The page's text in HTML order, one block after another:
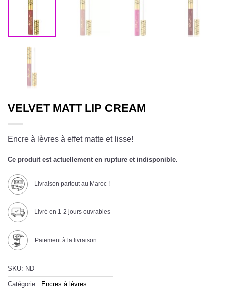
VELVET MATT LIP CREAM
Encre à lèvres à effet matte et lisse!
Ce produit est actuellement en rupture et indisponible.
Livraison partout au Maroc !
Livré en 1-2 jours ouvrables
Paiement à la livraison.
SKU: ND
Catégorie : Encres à lèvres